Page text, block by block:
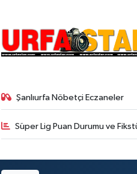
Şanlıurfa Nöbetçi Eczaneler
Süper Lig Puan Durumu ve